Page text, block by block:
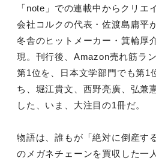
「note」での連載中からクリエ
会社コルクの代表・佐渡島庸平
冬舎のヒットメーカー・箕輪厚
現。刊行後、Amazon売れ筋ラ
第1位を、日本文学部門でも第1
ち、堀江貴文、西野亮廣、弘兼
した、いま、大注目の1冊だ。
物語は、誰もが「絶対に倒産す
のメガネチェーンを買収した一